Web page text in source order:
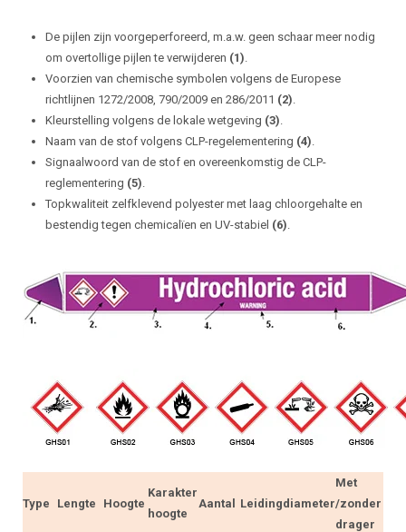
De pijlen zijn voorgeperforeerd, m.a.w. geen schaar meer nodig
om overtollige pijlen te verwijderen (1).
Voorzien van chemische symbolen volgens de Europese
richtlijnen 1272/2008, 790/2009 en 286/2011 (2).
Kleurstelling volgens de lokale wetgeving (3).
Naam van de stof volgens CLP-regelementering (4).
Signaalwoord van de stof en overeenkomstig de CLP-
reglementering (5).
Topkwaliteit zelfklevend polyester met laag chloorgehalte en
bestendig tegen chemicalïen en UV-stabiel (6).
Type Lengte Hoogte
Karakter
hoogte
Aantal Leidingdiameter
Met
/zonder
drager